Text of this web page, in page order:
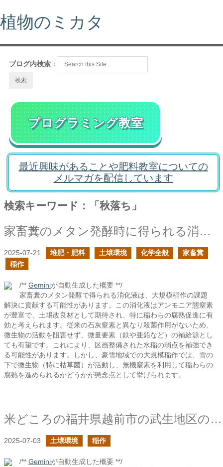
植物のミカタ
ブログ内検索 ：
プログラミング教室
最近興味があることや肥料教室についての
メルマガを配信しています
検索キーワード：「秋落ち」
家畜糞のメタン発酵時に得られる消化液は大規模稲作の問題を解決する可能性があるのでは？
2025-07-21 堆肥・肥料 土壌環境 化学全般
家畜糞
稲作
/** Geminiが自動生成した概要 **/
家畜糞のメタン発酵で得られる消化液は、大規模稲作の課題
解決に貢献する可能性があります。この消化液はアンモニア態窒素
が豊富で、土壌改良材として期待され、特に稲わらの腐熟促進に有
効と考えられます。従来の石灰窒素と異なり殺菌作用がないため、
微生物の活動を阻害せず、微量要素（鉄や亜鉛など）の補給源とし
ても有望です。これにより、区画整備された水稲の弱点を補強でき
る可能性があります。しかし、豪雪地域での大規模稲作では、雪の
下で微生物（特に枯草菌）が活動し、無機窒素を利用して稲わらの
腐熟を進められるかどうかが懸念点として挙げられます。
米どころの福井県越前市の武生地区の稲作
2025-07-03 土壌環境 稲作
/** Geminiが自動生成した概要 **/